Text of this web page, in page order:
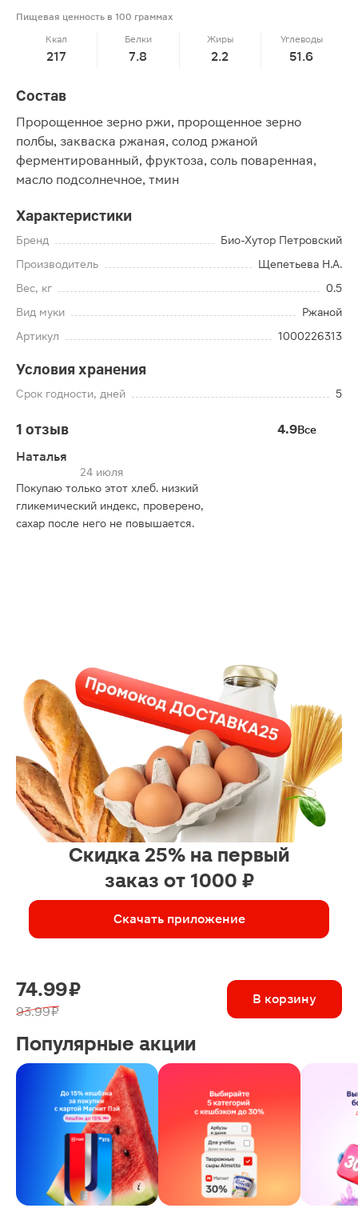
Пищевая ценность в 100 граммах
Ккал
217
Белки
7.8
Жиры
2.2
Углеводы
51.6
Состав
Пророщенное зерно ржи, пророщенное зерно
полбы, закваска ржаная, солод ржаной
ферментированный, фруктоза, соль поваренная,
масло подсолнечное, тмин
Характеристики
Бренд
Био-Хутор Петровский
Производитель
Щепетьева Н.А.
Вес, кг
0.5
Вид муки
Ржаной
Артикул
1000226313
Условия хранения
Срок годности, дней 5
1 отзыв 4.9Все
Наталья
24 июля
Покупаю только этот хлеб. низкий
гликемический индекс, проверено,
сахар после него не повышается.
Скидка 25% на первый
заказ от 1000 ₽
Скачать приложение
74.99 ₽
93.99 ₽
В корзину
Популярные акции